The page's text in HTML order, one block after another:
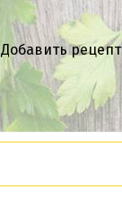
Добавить рецепт